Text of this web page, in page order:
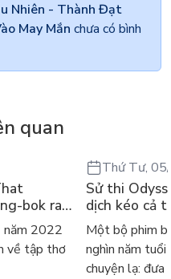
Nhiên - Thành Đạt
May Mắn chưa có bình
quan
bok ra
gây sốt
năm 2022
về tập thơ
Thứ Tư,
Sử thi
dịch kéo cả
điển
Một bộ phim
nghìn năm tuổi
chuyện lạ: đưa